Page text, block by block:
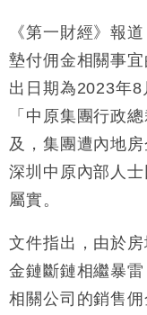
損失近6900
16:05
財經｜日經
15:47
財經｜恒隆
粦接任
15:11
財經｜韓股
13:44
12:44
財經｜日本
日圓干預創新
11:12
國際｜特朗
張
《第一財經》報
墊付佣金相關事
出日期為2023年
「中原集團行政
及，集團遭內地
深圳中原內部人
屬實。
文件指出，由於
金鏈斷鏈相繼暴
相關公司的銷售